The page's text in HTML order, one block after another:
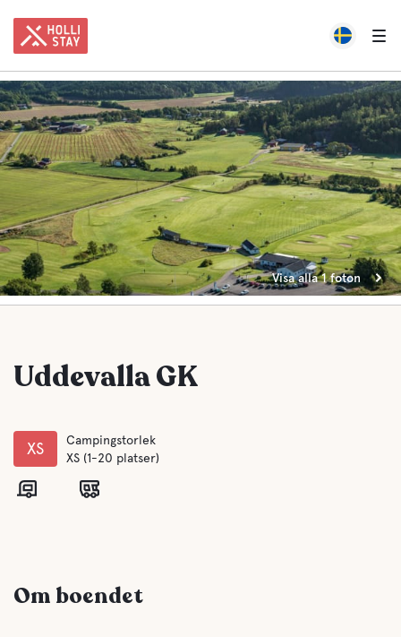
Visa alla 1 foton
Uddevalla GK
XS
Campingstorlek
XS (1-20 platser)
Om boendet